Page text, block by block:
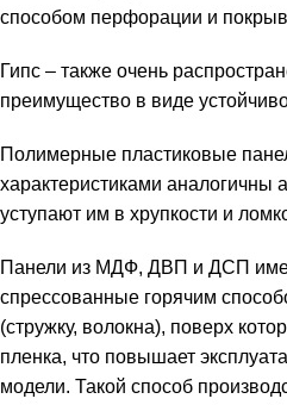
способом перфорации и
Гипс – также очень
преимущество в виде
Полимерные пластиковые
характеристиками
уступают им в хрупкости и
Панели из МДФ, ДВП и ДСП
спрессованные горячим
(стружку, волокна), поверх
пленка, что повышает
модели. Такой способ